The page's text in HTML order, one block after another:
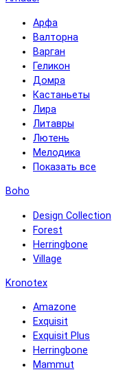
Арфа
Валторна
Варган
Геликон
Домра
Кастаньеты
Лира
Литавры
Лютень
Мелодика
Показать все
Boho
Design Collection
Forest
Herringbone
Village
Kronotex
Amazone
Exquisit
Exquisit Plus
Herringbone
Mammut